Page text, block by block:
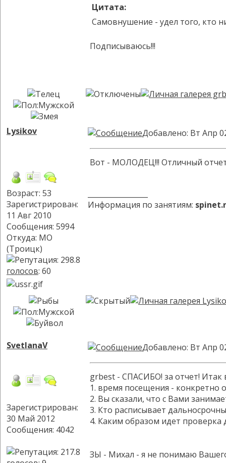
Цитата:
Самовнушение - удел того, кто
Подписываюсь!!!
Lysikov
Возраст: 53
Зарегистрирован:
11 Авг 2010
Сообщения: 5994
Откуда: МО
(Троицк)
голосов: 60
Добавлено: Вт Апр
Вот - МОЛОДЕЦ!!! Отличный
Информация по занятиям:
SvetlanaV
Зарегистрирован:
30 Май 2012
Сообщения: 4042
Добавлено: Вт Апр
grbest - СПАСИБО! за отчет! Итак
1. время посещения - конкретно
2. Вы сказали, что с Вами
3. Кто расписывает
4. Каким образом идет
ЗЫ - Михал - я не понимаю